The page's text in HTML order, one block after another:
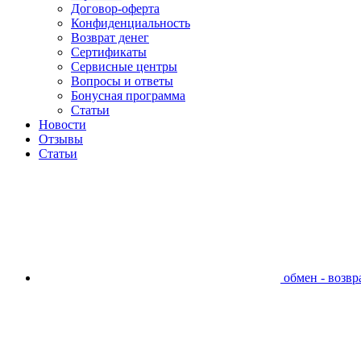
Договор-оферта
Конфиденциальность
Возврат денег
Сертификаты
Сервисные центры
Вопросы и ответы
Бонусная программа
Статьи
Новости
Отзывы
Статьи
обмен -